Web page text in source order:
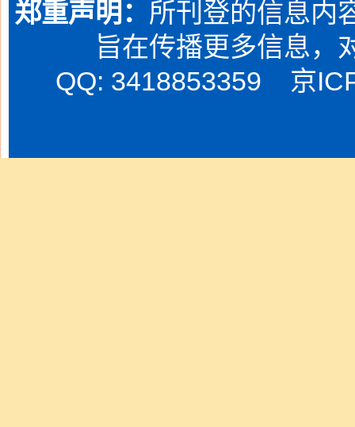
郑重声明： 所刊登的信息内
旨在传播更多信息，
QQ: 3418853359 京